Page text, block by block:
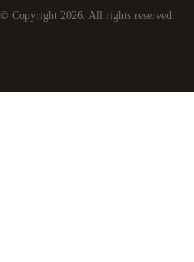
© Copyright 2026 . All rights reserved.